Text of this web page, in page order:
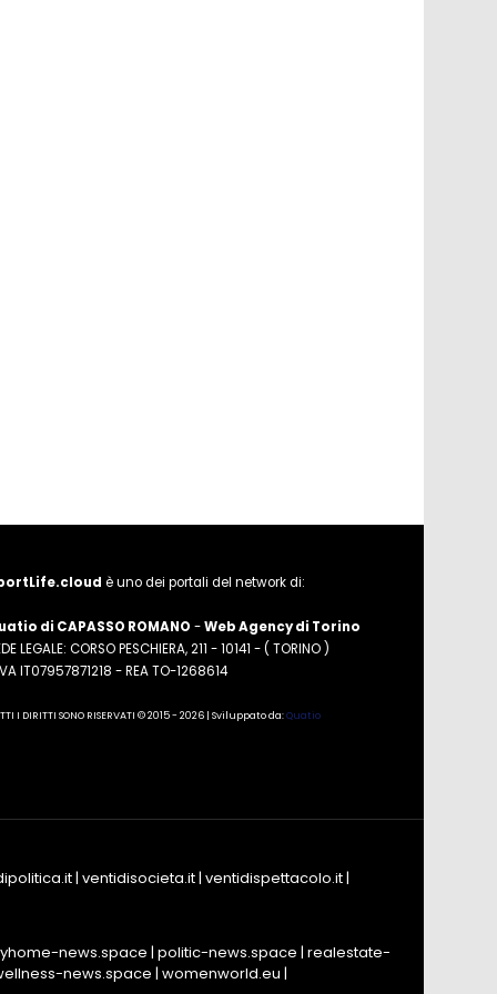
è uno dei portali del network di:
di CAPASSO ROMANO -Web Agency di Torino
LEGALE: CORSO PESCHIERA, 211 - 10141 - ( TORINO )
IT07957871218 - REA TO-1268614
I DIRITTI SONO RISERVATI © 2015 - 2026 | Sviluppato da:Quatio
| ventidisocieta.it| ventidispettacolo.it|
news.space | politic-news.space | realestate-
news.space | womenworld.eu |